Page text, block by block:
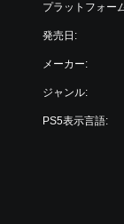
プラットフォー
発売日:
メーカー:
ジャンル:
PS5表示言語: